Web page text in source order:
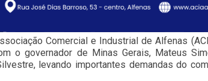
Comercial e Industrial de Alfenas
o governador de Minas Gerais, Mateus
levando importantes demandas do